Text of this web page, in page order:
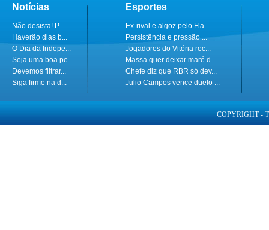
Notícias
Não desista! P...
Haverão dias b...
O Dia da Indepe...
Seja uma boa pe...
Devemos filtrar...
Siga firme na d...
Esportes
Ex-rival e algoz pelo Fla...
Persistência e pressão ...
Jogadores do Vitória rec...
Massa quer deixar maré d...
Chefe diz que RBR só dev...
Julio Campos vence duelo ...
COPYRIGHT -